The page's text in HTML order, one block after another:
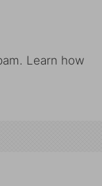
Learn how